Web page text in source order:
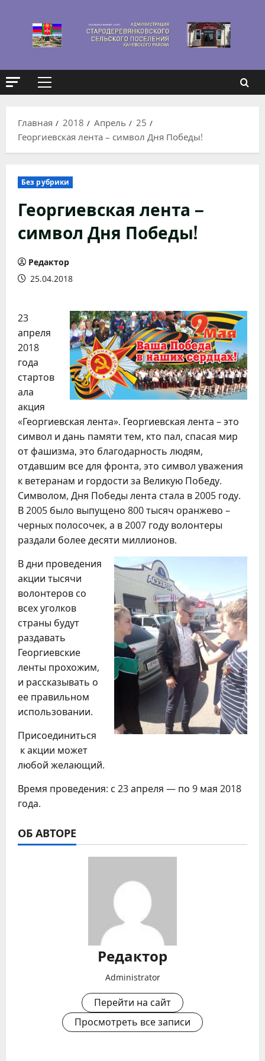
содержимому
Основное
Главная
2018 Апрель
25
Георгиевская лента – символ Дня Победы!
Без рубрики
Георгиевская лента –
символ Дня Победы!
Редактор
25.04.2018
23
апреля
2018
года
стартов
ала
акция
«Георгиевская лента». Георгиевская лента – это
символ и дань памяти тем, кто пал, спасая мир
от фашизма, это благодарность людям,
отдавшим все для фронта, это символ уважения
к ветеранам и гордости за Великую Победу.
Символом, Дня Победы лента стала в 2005 году.
В 2005 было выпущено 800 тысяч оранжево –
черных полосочек, а в 2007 году волонтеры
раздали более десяти миллионов.
В дни проведения
акции тысячи
волонтеров со
всех уголков
страны будут
раздавать
Георгиевские
ленты прохожим,
и рассказывать о
ее правильном
использовании.
Присоединиться
к акции может
любой желающий.
Время проведения: с 23 апреля — по 9 мая 2018
года.
ОБ АВТОРЕ
Редактор
Administrator
Перейти на сайт
Просмотреть все записи